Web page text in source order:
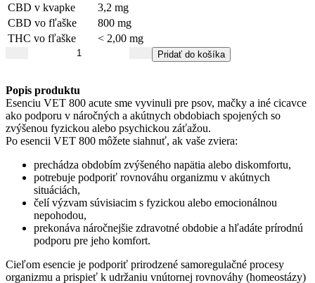
CBD v kvapke
3,2 mg
CBD vo fľaške
800 mg
THC vo fľaške
< 2,00 mg
800
acute
Pridať do košíka
Popis produktu
Esenciu VET 800 acute sme vyvinuli pre psov, mačky a iné cicavce
ako podporu v náročných a akútnych obdobiach spojených so
zvýšenou fyzickou alebo psychickou záťažou.
Po esencii VET 800 môžete siahnuť, ak vaše zviera:
prechádza obdobím zvýšeného napätia alebo diskomfortu,
potrebuje podporiť rovnováhu organizmu v akútnych
situáciách,
čelí výzvam súvisiacim s fyzickou alebo emocionálnou
nepohodou,
prekonáva náročnejšie zdravotné obdobie a hľadáte prírodnú
podporu pre jeho komfort.
Cieľom esencie je podporiť prirodzené samoregulačné procesy
organizmu a prispieť k udržaniu vnútornej rovnováhy (homeostázy)